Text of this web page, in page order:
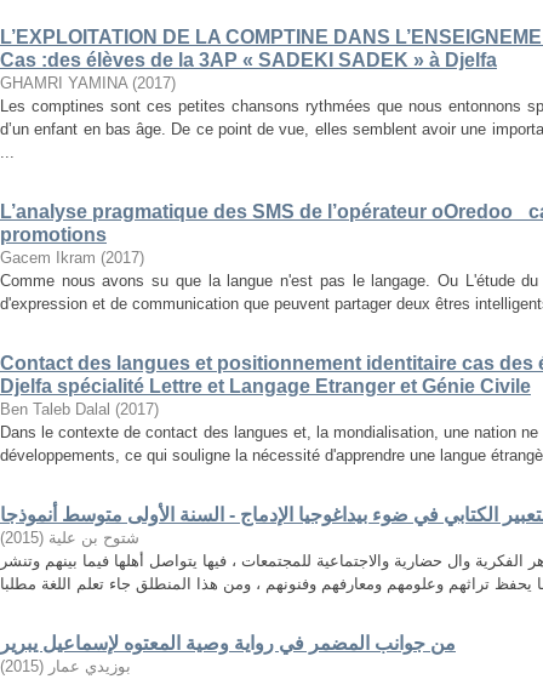
L’EXPLOITATION DE LA COMPTINE DANS
Cas :des élèves de la 3AP « SADEKI SADEK » à Djelfa
GHAMRI YAMINA (2017)
Les comptines sont ces petites chansons rythmées que nous entonnons
d’un enfant en bas âge. De ce point de vue, elles semblent avoir une
...
L’analyse pragmatique des SMS de l’opérateur oOredoo
promotions
Gacem Ikram (2017)
Comme nous avons su que la langue n'est pas le langage. Ou L'étude
d'expression et de communication que peuvent partager deux êtres
Contact des langues et positionnement identitaire cas des
Djelfa spécialité Lettre et Langage Etranger et Génie Civile
Ben Taleb Dalal (2017)
Dans le contexte de contact des langues et, la mondialisation, une nation
développements, ce qui souligne la nécessité d'apprendre une langue
الكتابي في ضوء بیداغوجیا الإدماج - السنة الأولى متوسط أنموذجا
شتوح بن علیة (
2015
)
وال حضارية والاجتماعية للمجتمعات ، فيها يتواصل أهلها فيما بينهم وتنشر
من جوانب المضمر في رواية وصية المعتوه لإسماعيل يبرير
بوزيدي عمار (
2015
)